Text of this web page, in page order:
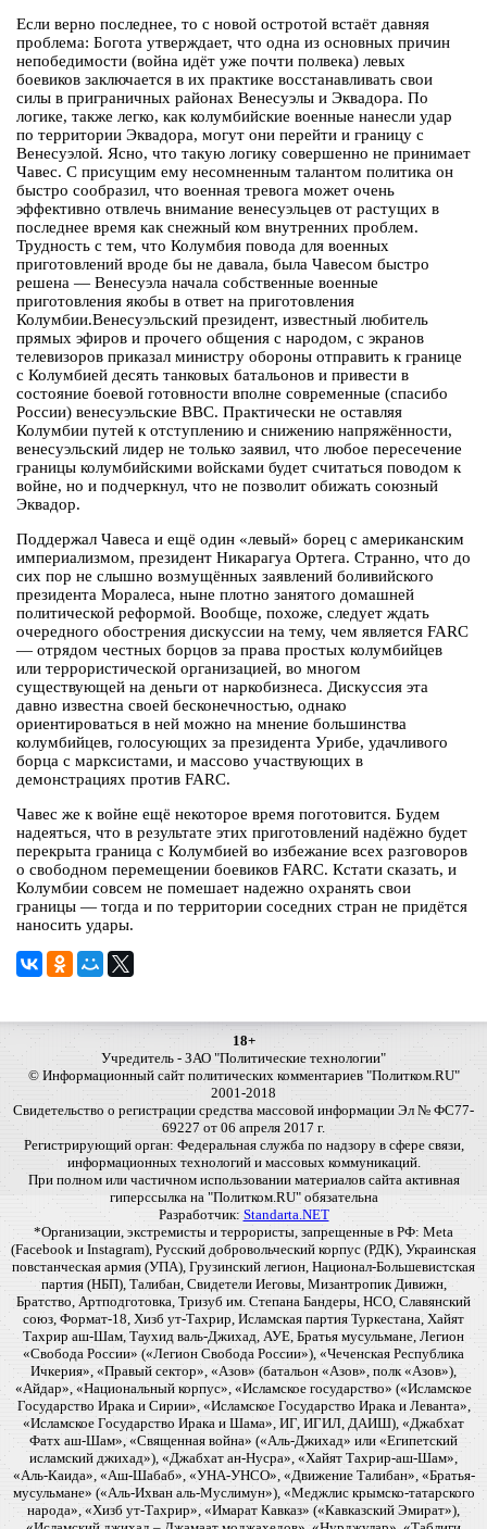
Если верно последнее, то с новой остротой встаёт давняя
проблема: Богота утверждает, что одна из основных причин
непобедимости (война идёт уже почти полвека) левых
боевиков заключается в их практике восстанавливать свои
силы в приграничных районах Венесуэлы и Эквадора. По
логике, также легко, как колумбийские военные нанесли удар
по территории Эквадора, могут они перейти и границу с
Венесуэлой. Ясно, что такую логику совершенно не принимает
Чавес. С присущим ему несомненным талантом политика он
быстро сообразил, что военная тревога может очень
эффективно отвлечь внимание венесуэльцев от растущих в
последнее время как снежный ком внутренних проблем.
Трудность с тем, что Колумбия повода для военных
приготовлений вроде бы не давала, была Чавесом быстро
решена — Венесуэла начала собственные военные
приготовления якобы в ответ на приготовления
Колумбии.Венесуэльский президент, известный любитель
прямых эфиров и прочего общения с народом, с экранов
телевизоров приказал министру обороны отправить к границе
с Колумбией десять танковых батальонов и привести в
состояние боевой готовности вполне современные (спасибо
России) венесуэльские ВВС. Практически не оставляя
Колумбии путей к отступлению и снижению напряжённости,
венесуэльский лидер не только заявил, что любое пересечение
границы колумбийскими войсками будет считаться поводом к
войне, но и подчеркнул, что не позволит обижать союзный
Эквадор.
Поддержал Чавеса и ещё один «левый» борец с американским
империализмом, президент Никарагуа Ортега. Странно, что до
сих пор не слышно возмущённых заявлений боливийского
президента Моралеса, ныне плотно занятого домашней
политической реформой. Вообще, похоже, следует ждать
очередного обострения дискуссии на тему, чем является FARC
— отрядом честных борцов за права простых колумбийцев
или террористической организацией, во многом
существующей на деньги от наркобизнеса. Дискуссия эта
давно известна своей бесконечностью, однако
ориентироваться в ней можно на мнение большинства
колумбийцев, голосующих за президента Урибе, удачливого
борца с марксистами, и массово участвующих в
демонстрациях против FARC.
Чавес же к войне ещё некоторое время поготовится. Будем
надеяться, что в результате этих приготовлений надёжно будет
перекрыта граница с Колумбией во избежание всех разговоров
о свободном перемещении боевиков FARC. Кстати сказать, и
Колумбии совсем не помешает надежно охранять свои
границы — тогда и по территории соседних стран не придётся
наносить удары.
18+
Учредитель - ЗАО "Политические технологии"
© Информационный сайт политических комментариев "Политком.RU"
2001-2018
Свидетельство о регистрации средства массовой информации Эл № ФС77-
69227 от 06 апреля 2017 г.
Регистрирующий орган: Федеральная служба по надзору в сфере связи,
информационных технологий и массовых коммуникаций.
При полном или частичном использовании материалов сайта активная
гиперссылка на "Политком.RU" обязательна
Разработчик: Standarta.NET
*Организации, экстремисты и террористы, запрещенные в РФ: Meta
(Facebook и Instagram), Русский добровольческий корпус (РДК), Украинская
повстанческая армия (УПА), Грузинский легион, Национал-Большевистская
партия (НБП), Талибан, Свидетели Иеговы, Мизантропик Дивижн,
Братство, Артподготовка, Тризуб им. Степана Бандеры, НСО, Славянский
союз, Формат-18, Хизб ут-Тахрир, Исламская партия Туркестана, Хайят
Тахрир аш-Шам, Таухид валь-Джихад, АУЕ, Братья мусульмане, Легион
«Свобода России» («Легион Свобода России»), «Чеченская Республика
Ичкерия», «Правый сектор», «Азов» (батальон «Азов», полк «Азов»),
«Айдар», «Национальный корпус», «Исламское государство» («Исламское
Государство Ирака и Сирии», «Исламское Государство Ирака и Леванта»,
«Исламское Государство Ирака и Шама», ИГ, ИГИЛ, ДАИШ), «Джабхат
Фатх аш-Шам», «Священная война» («Аль-Джихад» или «Египетский
исламский джихад»), «Джабхат ан-Нусра», «Хайят Тахрир-аш-Шам»,
«Аль-Каида», «Аш-Шабаб», «УНА-УНСО», «Движение Талибан», «Братья-
мусульмане» («Аль-Ихван аль-Муслимун»), «Меджлис крымско-татарского
народа», «Хизб ут-Тахрир», «Имарат Кавказ» («Кавказский Эмират»),